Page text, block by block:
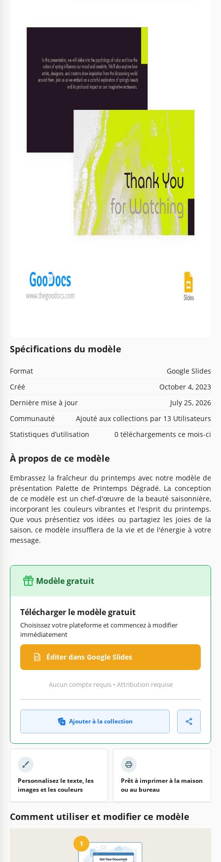
Spécifications du modèle
Format
Google Slides
Créé
October 4, 2023
Dernière mise à jour
July 25, 2026
Communauté
Ajouté aux collections par 13 Utilisateurs
Statistiques d’utilisation
0 téléchargements ce mois-ci
À propos de ce modèle
Embrassez la fraîcheur du printemps avec notre modèle de
présentation Palette de Printemps Dégradé. La conception
de ce modèle est un chef-d'œuvre de la beauté saisonnière,
incorporant les couleurs vibrantes et l'esprit du printemps.
Que vous présentiez vos idées ou partagiez les joies de la
saison, ce modèle insufflera de la vie et de l'énergie à votre
message.
Modèle gratuit
Télécharger le modèle gratuit
Choisissez votre plateforme et commencez à modifier
immédiatement
Éditer dans Google Slides
Aucun compte requis • Attribution requise
Ajouter à la collection
Personnalisez le texte, les
images et les couleurs
Prêt à imprimer à la maison
ou au bureau
Comment utiliser et modifier ce modèle
1